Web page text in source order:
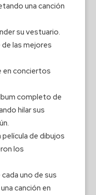
una canción
su vestuario.
las mejores
en conciertos
completo de
hilar sus
de dibujos
los
uno de sus
canción en